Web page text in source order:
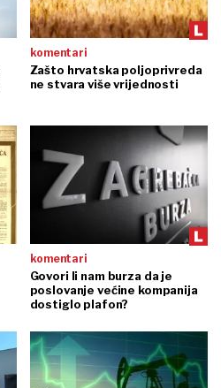
komentari
Zašto hrvatska poljoprivreda
ne stvara više vrijednosti
komentari
Govori li nam burza da je
poslovanje većine kompanija
dostiglo plafon?